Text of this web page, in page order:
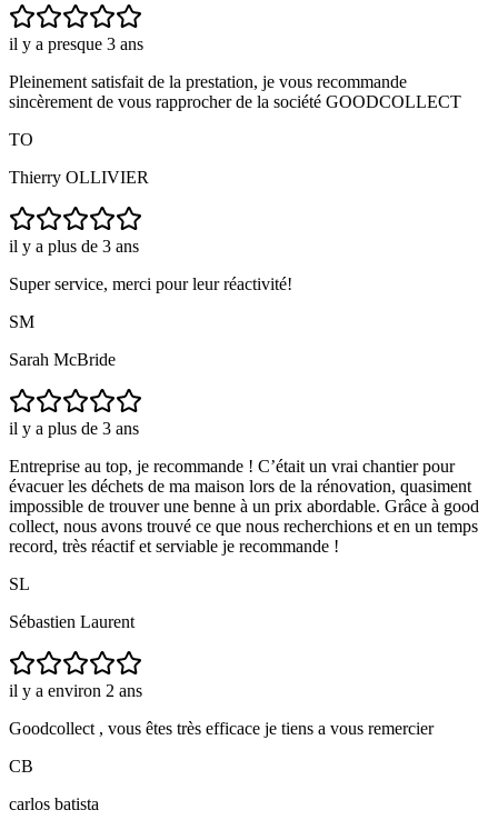
il y a presque 3 ans
Pleinement satisfait de la prestation, je vous recommande
sincèrement de vous rapprocher de la société GOODCOLLECT
TO
Thierry OLLIVIER
il y a plus de 3 ans
Super service, merci pour leur réactivité!
SM
Sarah McBride
il y a plus de 3 ans
Entreprise au top, je recommande ! C’était un vrai chantier pour
évacuer les déchets de ma maison lors de la rénovation, quasiment
impossible de trouver une benne à un prix abordable. Grâce à good
collect, nous avons trouvé ce que nous recherchions et en un temps
record, très réactif et serviable je recommande !
SL
Sébastien Laurent
il y a environ 2 ans
Goodcollect , vous êtes très efficace je tiens a vous remercier
CB
carlos batista